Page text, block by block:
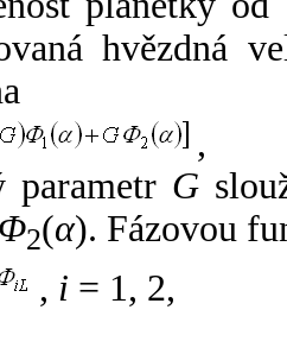
hvězdná
,
parametr G
Φ2(α). Fázovou
, i = 1, 2,